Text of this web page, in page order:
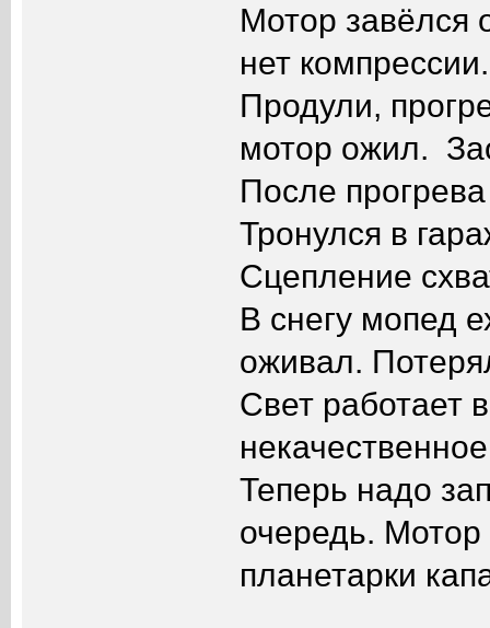
Мотор завёлся
нет компрессии.
Продули,
мотор ожил.
После
Тронулся в
Сцепление
В снегу мопед
оживал.
Свет работает
Теперь надо
очередь.
планетарки